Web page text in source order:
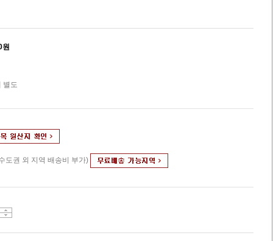
원
별도
도권 외 지역 배송비 부가)